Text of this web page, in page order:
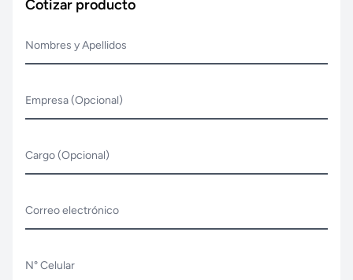
Cotizar producto
Nombres y Apellidos
Empresa (Opcional)
Cargo (Opcional)
Correo electrónico
N° Celular